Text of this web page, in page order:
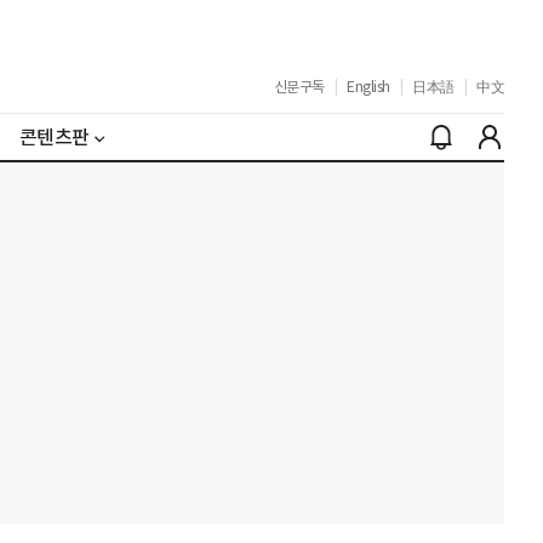
신문구독 English 日本語 中文
콘텐츠판